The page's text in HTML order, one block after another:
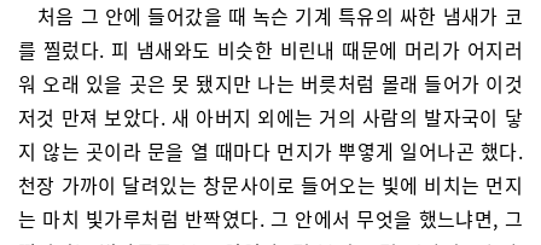
처음 그 안에 들어갔을 때 녹슨 기계 특유의 싸한 냄새가 코
를 찔렀다. 피 냄새와도 비슷한 비린내 때문에 머리가 어지러
워 오래 있을 곳은 못 됐지만 나는 버릇처럼 몰래 들어가 이것
저것 만져 보았다. 새 아버지 외에는 거의 사람의 발자국이 닿
지 않는 곳이라 문을 열 때마다 먼지가 뿌옇게 일어나곤 했다.
천장 가까이 달려있는 창문사이로 들어오는 빛에 비치는 먼지
는 마치 빛가루처럼 반짝였다. 그 안에서 무엇을 했느냐면, 그